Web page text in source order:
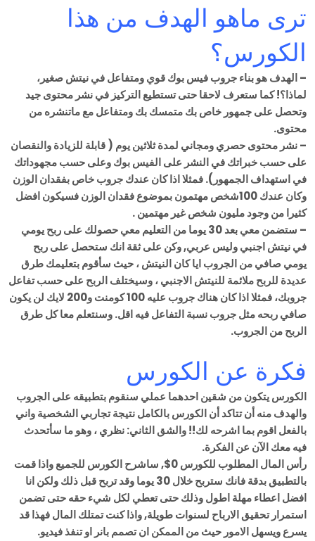
ترى ماهو الهدف من هذا
الكورس؟
– الهدف هو بناء جروب فيس بوك قوي ومتفاعل في نيتش صغير،
لماذا؟! كما ستعرف لاحقا حتى تستطيع التركيز في نشر محتوى جيد
وتحصل على جمهور خاص بك متمسك بك ومتفاعل مع ماتنشره من
محتوى.
– نشر محتوى حصري ومجاني لمدة ثلاثين يوم ( قابلة للزيادة والنقصان
على حسب خبراتك في النشر على الفيس بوك وعلى حسب مجهوداتك
في استهداف الجمهور). فمثلا اذا كان عندك جروب خاص بفقدان الوزن
وكان عندك 100شخص مهتمون بموضوع فقدان الوزن فسيكون افضل
كثيرا من وجود مليون شخص غير مهتمين .
– ستضمن معي بعد 30 يوما من التعليم معي حصولك على ربح يومي
في نيتش اجنبي وليس عربي, وكن على ثقة انك ستحصل على ربح
يومي صافي من الجروب ايا كان النيتش ، حيث سأقوم بتعليمك طرق
عديدة للربح ملائمة للنيتش الاجنبي ، وسيختلف الربح على حسب تفاعل
جروبك، فمثلا اذا كان هناك جروب عليه 100 كومنت و200 لايك لن يكون
صافي ربحه مثل جروب نسبة التفاعل فيه اقل. وسنتعلم معا كل طرق
الربح من الجروب.
فكرة عن الكورس
الكورس يتكون من شقين احدهما عملي سنقوم بتطبيقه على الجروب
والهدف منه أن تتاكد أن الكورس بالكامل نتيجة تجاربي الشخصية واني
بالفعل اقوم بما اشرحه لك!! والشق الثاني: نظري ، وهو ما سأتحدث
فيه معك الآن عن الفكرة.
رأس المال المطلوب للكورس 0$, ساشرح الكورس للجميع واذا قمت
بالتطبيق بدقة فانك ستربح خلال 30 يوما وقد تربح قبل ذلك ولكن انا
افضل اعطاء مهلة اطول وذلك حتى تعطي لكل شيء حقه حتى تضمن
استمرار تحقيق الارباح لسنوات طويلة, واذا كنت تمتلك المال فهذا قد
يسرع ويسهل الامور حيث من الممكن ان تصمم بانر او تنفذ فيديو.